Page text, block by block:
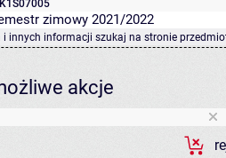
zimowy 2021/2022
innych informacji szukaj na stronie
akcje